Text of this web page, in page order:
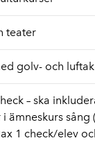
teater
golv- och
– ska
ämneskurs sång
1 check/elev